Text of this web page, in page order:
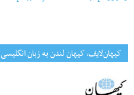
کیهان‌لایف، کیهان لندن به زبان انگلیسی